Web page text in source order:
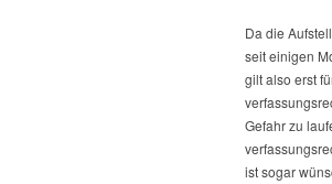
Da die
seit einigen
gilt also erst
Gefahr zu
ist sogar